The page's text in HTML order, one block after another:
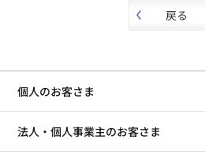
戻る
個人のお客さま
法人・個人事業主のお客さま